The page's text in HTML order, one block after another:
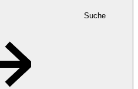
Suche